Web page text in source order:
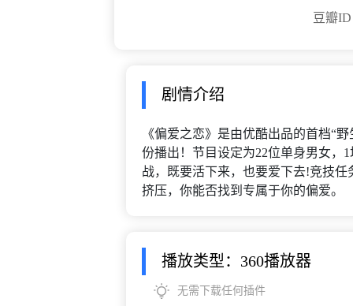
豆瓣
剧情介绍
《偏爱之恋》是由优酷出品的首档“
份播出！节目设定为22位单身男女，
战，既要活下来，也要爱下去!竞技
挤压，你能否找到专属于你的偏爱。
播放类型：360播放器
无需下载任何插件